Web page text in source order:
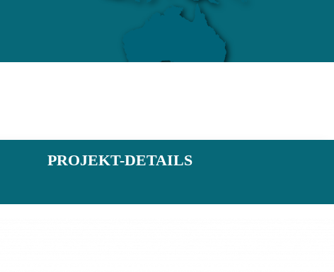
PROJEKT-DETAILS